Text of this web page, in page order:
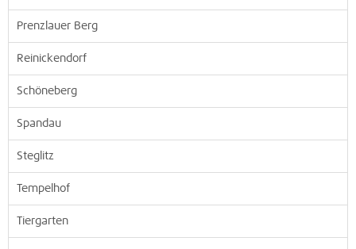
Prenzlauer Berg
Reinickendorf
Schöneberg
Spandau
Steglitz
Tempelhof
Tiergarten